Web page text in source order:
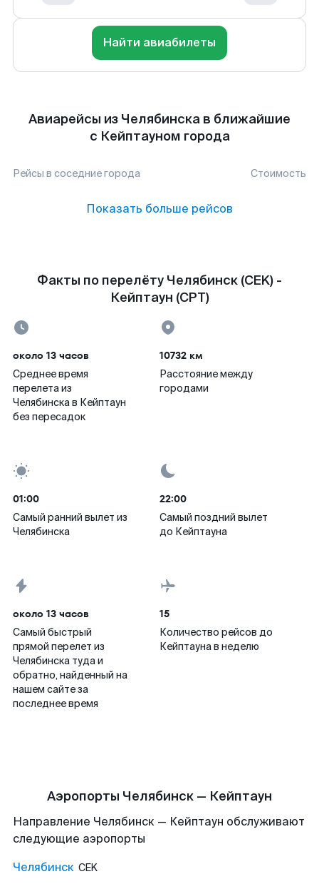
Найти авиабилеты
Авиарейсы из Челябинска в ближайшие
с Кейптауном города
Рейсы в соседние города Стоимость
Показать больше рейсов
Факты по перелёту Челябинск (CEK) -
Кейптаун (CPT)
около 13 часов
Среднее время
перелета из
Челябинска в Кейптаун
без пересадок
10732 км
Расстояние между
городами
01:00
Самый ранний вылет из
Челябинска
22:00
Самый поздний вылет
до Кейптауна
около 13 часов
Самый быстрый
прямой перелет из
Челябинска туда и
обратно, найденный на
нашем сайте за
последнее время
15
Количество рейсов до
Кейптауна в неделю
Аэропорты Челябинск — Кейптаун
Направление Челябинск — Кейптаун обслуживают
следующие аэропорты
Челябинск CEK